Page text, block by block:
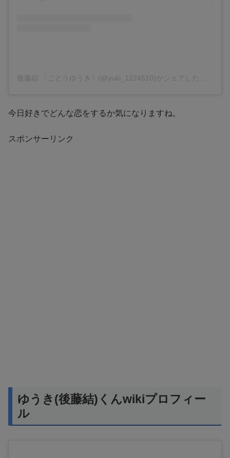
後藤結 〔ごとうゆうき〕(@yuki_1224510)がシェアした投稿
今日好きでどんな恋をするか気になりますね。
スポンサーリンク
ゆうき(後藤結)くんwikiプロフィー
ル